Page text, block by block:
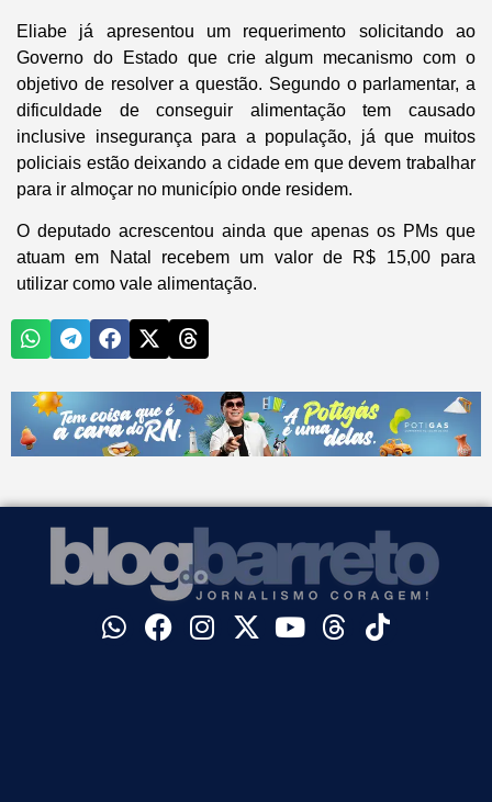
Eliabe já apresentou um requerimento solicitando ao
Governo do Estado que crie algum mecanismo com o
objetivo de resolver a questão. Segundo o parlamentar, a
dificuldade de conseguir alimentação tem causado
inclusive insegurança para a população, já que muitos
policiais estão deixando a cidade em que devem trabalhar
para ir almoçar no município onde residem.
O deputado acrescentou ainda que apenas os PMs que
atuam em Natal recebem um valor de R$ 15,00 para
utilizar como vale alimentação.